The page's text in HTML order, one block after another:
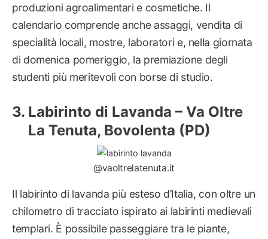
produzioni agroalimentari e cosmetiche. Il
calendario comprende anche assaggi, vendita di
specialità locali, mostre, laboratori e, nella giornata
di domenica pomeriggio, la premiazione degli
studenti più meritevoli con borse di studio.
Labirinto di Lavanda – Va Oltre
La Tenuta, Bovolenta (PD)
@vaoltrelatenuta.it
Il labirinto di lavanda più esteso d’Italia, con oltre un
chilometro di tracciato ispirato ai labirinti medievali
templari. È possibile passeggiare tra le piante,